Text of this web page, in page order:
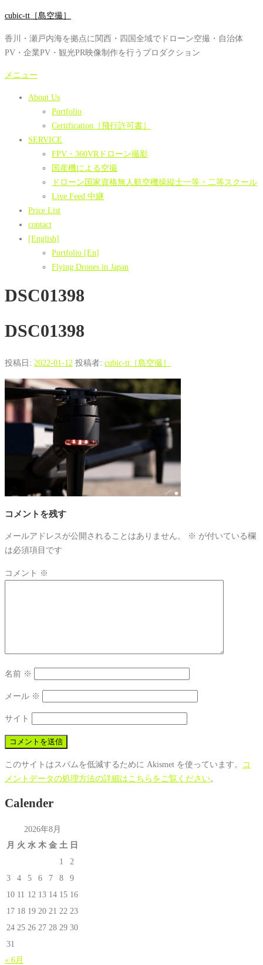
コ
テ
ン
ツ
cubic-tt［島空撮］
香川・瀬戸内海を拠点に関西・四国全域でドローン空撮・自治体
PV・企業PV・観光PR映像制作を行うプロダクション
メニュー
About Us
Portfolio
Certification［飛行許可書］
SERVICE
FPV・360VRドローン撮影
国産機による空撮
ドローン国家資格無人航空機操縦士一等・二等スクール
Live Feed 中継
Price List
contact
[English]
Portfolio [En]
Flying Drones in Japan
DSC01398
DSC01398
投稿日: 2022-01-12 投稿者: cubic-tt［島空撮］
コメントを残す
メールアドレスが公開されることはありません。 ※ が付いている欄
は必須項目です
コメント ※
名前 ※
メール ※
サイト
このサイトはスパムを低減するために Akismet を使っています。
コ
メントデータの処理方法の詳細はこちらをご覧ください。
Calender
2026年8月
月 火 水 木 金 土 日
1
2
3
4 5 6 7 8
9
10 11 12 13 14 15 16
17 18 19 20 21 22 23
24 25 26 27 28 29 30
31
« 6月